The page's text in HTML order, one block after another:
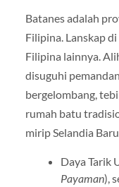
Batanes adalah
Filipina. Lanskap
Filipina lainnya.
disuguhi
bergelombang,
rumah batu
mirip Selandia
Daya Tarik
Payaman),